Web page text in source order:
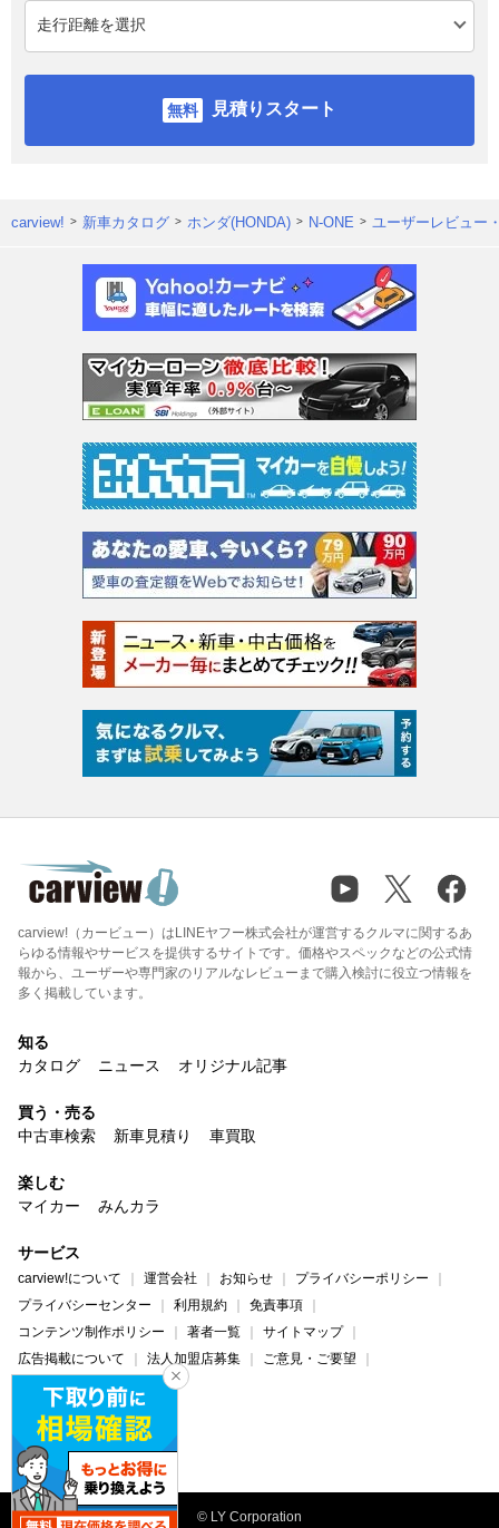
見積りスタート
carview! 新車カタログ ホンダ(HONDA) N-ONE ユーザーレビュー
carview!（カービュー）はLINEヤフー株式会社が運営するクルマに関するあ
らゆる情報やサービスを提供するサイトです。価格やスペックなどの公式情
報から、ユーザーや専門家のリアルなレビューまで購入検討に役立つ情報を
多く掲載しています。
知る
カタログ
ニュース オリジナル記事
買う・売る
中古車検索
新車見積り 車買取
楽しむ
マイカー
みんカラ
サービス
carview!について 運営会社 お知らせ
プライバシーポリシー
プライバシーセンター
利用規約
免責事項
コンテンツ制作ポリシー
著者一覧
サイトマップ
広告掲載について
法人加盟店募集
ご意見・ご要望
ヘルプ・お問い合わせ
carview! Yahoo! JAPAN
© LY Corporation